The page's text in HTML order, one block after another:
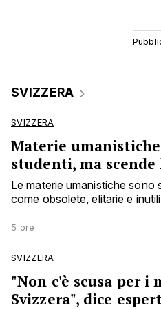
SVIZZERA
SVIZZERA
Materie
studenti, ma
Le materie umanistiche sono
come obsolete, elitarie e
5 ore
SVIZZERA
"Non c'è scusa per
Svizzera", dice